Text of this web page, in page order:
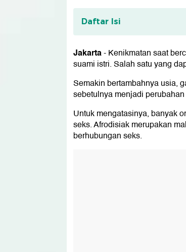
Daftar Isi
1. Ginkgo biloba
2. L-arginin
4. Tiram
5. Stroberi
Jakarta-Kenikmatan saat
suami istri. Salah satu yang
Semakin bertambahnya usia,
sebetulnya menjadi
Untuk mengatasinya, banyak
seks. Afrodisiak merupakan
berhubungan seks.